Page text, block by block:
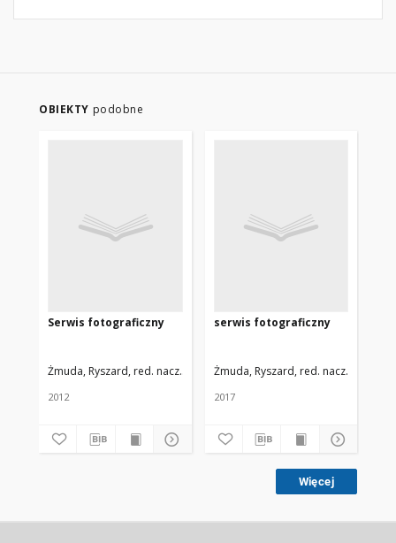
OBIEKTY podobne
Serwis fotograficzny
Żmuda, Ryszard, red. nacz. Uniwersytet Medyczny w Łodzi
2012
serwis fotograficzny
Żmuda, Ryszard, red. nacz.
2017
Więcej